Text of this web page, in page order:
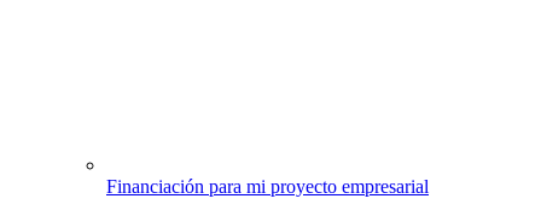
Financiación para mi proyecto empresarial